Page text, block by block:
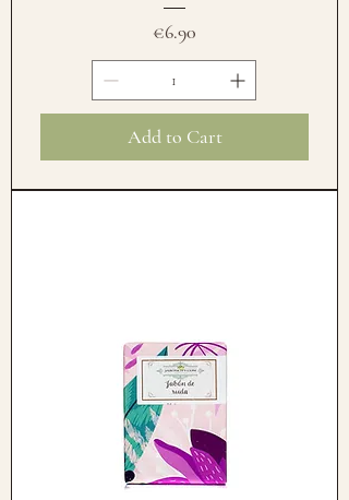
Price
€6.90
Add to Cart